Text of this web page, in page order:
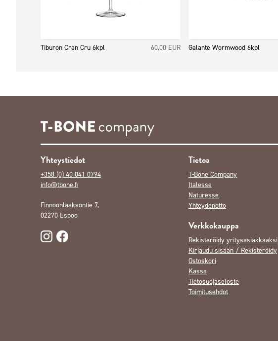
Tiburon Cran Cru 6kpl 60,00 EUR Galante Wormwood 6kpl
Yhteystiedot
+358 (0) 40 041 0794
info@tbone.fi
Finnoonlaaksontie 7,
02270 Espoo
Tietoa
T-Bone Company
Italesse
Naturesse
Yhteydenotto
Verkkokauppa
Rekisteröidy yritysasiakkaaksi
Kirjaudu sisään / Rekisteröidy
Ostoskori
Kassa
Tietosuojaseloste
Toimitusehdot